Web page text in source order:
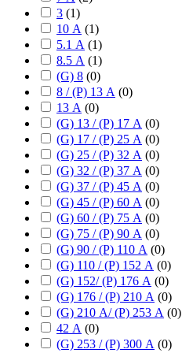
3 (1)
10 А (1)
5.1 А (1)
8.5 А (1)
(G) 8 (0)
8 / (P) 13 А (0)
13 А (0)
(G) 13 / (P) 17 А (0)
(G) 17 / (P) 25 А (0)
(G) 25 / (P) 32 А (0)
(G) 32 / (P) 37 А (0)
(G) 37 / (P) 45 А (0)
(G) 45 / (P) 60 А (0)
(G) 60 / (P) 75 А (0)
(G) 75 / (P) 90 А (0)
(G) 90 / (P) 110 А (0)
(G) 110 / (P) 152 А (0)
(G) 152/ (P) 176 А (0)
(G) 176 / (P) 210 А (0)
(G) 210 А/ (P) 253 А (0)
42 А (0)
(G) 253 / (P) 300 А (0)